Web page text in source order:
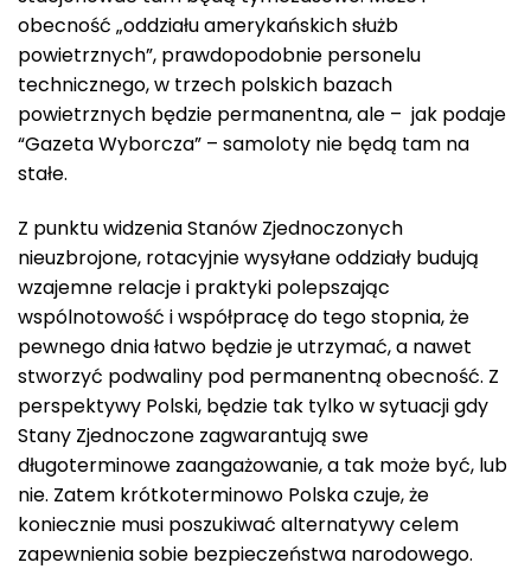
obecność „oddziału amerykańskich służb
powietrznych”, prawdopodobnie personelu
technicznego, w trzech polskich bazach
powietrznych będzie permanentna, ale – jak podaje
“Gazeta Wyborcza” – samoloty nie będą tam na
stałe.
Z punktu widzenia Stanów Zjednoczonych
nieuzbrojone, rotacyjnie wysyłane oddziały budują
wzajemne relacje i praktyki polepszając
wspólnotowość i współpracę do tego stopnia, że
pewnego dnia łatwo będzie je utrzymać, a nawet
stworzyć podwaliny pod permanentną obecność. Z
perspektywy Polski, będzie tak tylko w sytuacji gdy
Stany Zjednoczone zagwarantują swe
długoterminowe zaangażowanie, a tak może być, lub
nie. Zatem krótkoterminowo Polska czuje, że
koniecznie musi poszukiwać alternatywy celem
zapewnienia sobie bezpieczeństwa narodowego.